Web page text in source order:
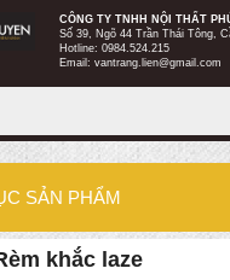
CÔNG TY TNHH NỘI THẤT
Số 39, Ngõ 44 Trần Thái Tông,
Hotline:0984.524.215
Email:vantrang.lien@gmail.com
SẢN PHẨM
khắc laze